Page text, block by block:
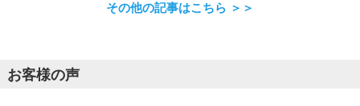
その他の記事はこちら ＞＞
お客様の声